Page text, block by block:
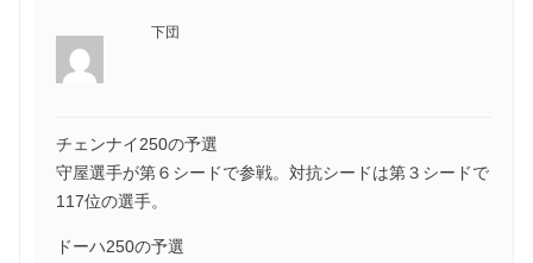
下団
チェンナイ250の予選
守屋選手が第６シードで参戦。対抗シードは第３シードで
117位の選手。
ドーハ250の予選